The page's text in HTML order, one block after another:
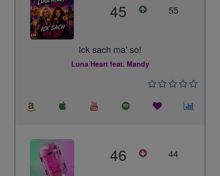
45 55
Ick sach ma' so!
Luna Heart feat. Mandy
46 44